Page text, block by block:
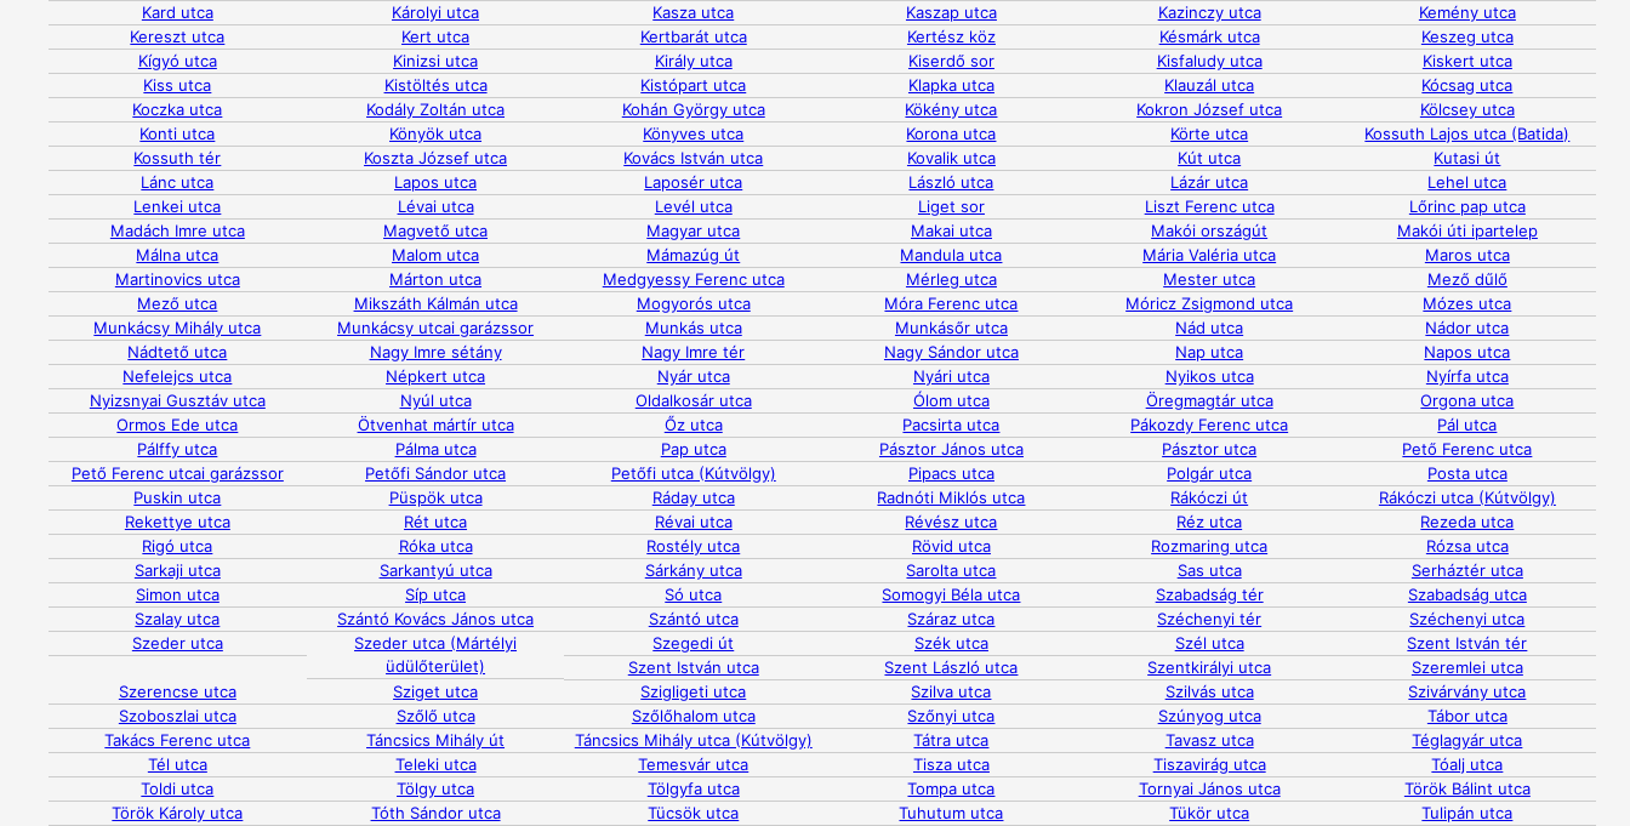
Kard utca
Károlyi utca Kasza utca Kaszap utca Kazinczy utca
Kemény utca
Kereszt utca
Kert utca Kertbarát utca Kertész köz Késmárk utca
Keszeg utca
Kígyó utca
Kinizsi utca Király utca Kiserdő sor Kisfaludy utca
Kiskert utca
Kiss utca
Kistöltés utca Kistópart utca Klapka utca Klauzál utca
Kócsag utca
Koczka utca
Kodály Zoltán utca Kohán György utca Kökény utca Kokron József utca
Kölcsey utca
Konti utca
Könyök utca Könyves utca Korona utca Körte utca
Kossuth Lajos utca (Batida)
Kossuth tér
Koszta József utca Kovács István utca Kovalik utca Kút utca
Kutasi út
Lánc utca
Lapos utca Laposér utca László utca Lázár utca
Lehel utca
Lenkei utca
Lévai utca Levél utca Liget sor Liszt Ferenc utca
Lőrinc pap utca
Madách Imre utca
Magvető utca Magyar utca Makai utca Makói országút
Makói úti ipartelep
Málna utca
Malom utca Mámazúg út Mandula utca Mária Valéria utca
Maros utca
Martinovics utca
Márton utca Medgyessy Ferenc utca Mérleg utca Mester utca
Mező dűlő
Mező utca
Mikszáth Kálmán utca Mogyorós utca Móra Ferenc utca Móricz Zsigmond utca
Mózes utca
Munkácsy Mihály utca
Munkácsy utcai garázssor Munkás utca Munkásőr utca Nád utca
Nádor utca
Nádtető utca
Nagy Imre sétány Nagy Imre tér Nagy Sándor utca Nap utca
Napos utca
Nefelejcs utca
Népkert utca Nyár utca Nyári utca Nyikos utca
Nyírfa utca
Nyizsnyai Gusztáv utca
Nyúl utca Oldalkosár utca Ólom utca Öregmagtár utca
Orgona utca
Ormos Ede utca
Ötvenhat mártír utca Őz utca Pacsirta utca Pákozdy Ferenc utca
Pál utca
Pálffy utca
Pálma utca Pap utca Pásztor János utca Pásztor utca
Pető Ferenc utca
Pető Ferenc utcai garázssor
Petőfi Sándor utca Petőfi utca (Kútvölgy) Pipacs utca Polgár utca
Posta utca
Puskin utca
Püspök utca Ráday utca Radnóti Miklós utca Rákóczi út
Rákóczi utca (Kútvölgy)
Rekettye utca
Rét utca Révai utca Révész utca Réz utca
Rezeda utca
Rigó utca
Róka utca Rostély utca Rövid utca Rozmaring utca
Rózsa utca
Sarkaji utca
Sarkantyú utca Sárkány utca Sarolta utca Sas utca
Serháztér utca
Simon utca
Síp utca Só utca Somogyi Béla utca Szabadság tér
Szabadság utca
Szalay utca
Szántó Kovács János utca Szántó utca Száraz utca Széchenyi tér
Széchenyi utca
Szeder utca
Szeder utca (Mártélyi
üdülőterület)
Szegedi út Szék utca Szél utca
Szent István tér
Szent István utca
Szent László utca Szentkirályi utca
Szeremlei utca
Szerencse utca
Sziget utca Szigligeti utca Szilva utca Szilvás utca
Szivárvány utca
Szoboszlai utca
Szőlő utca Szőlőhalom utca Szőnyi utca Szúnyog utca
Tábor utca
Takács Ferenc utca
Táncsics Mihály út Táncsics Mihály utca (Kútvölgy) Tátra utca Tavasz utca
Téglagyár utca
Tél utca
Teleki utca Temesvár utca Tisza utca Tiszavirág utca
Tóalj utca
Toldi utca
Tölgy utca Tölgyfa utca Tompa utca Tornyai János utca
Török Bálint utca
Török Károly utca
Tóth Sándor utca Tücsök utca Tuhutum utca Tükör utca Tulipán utca